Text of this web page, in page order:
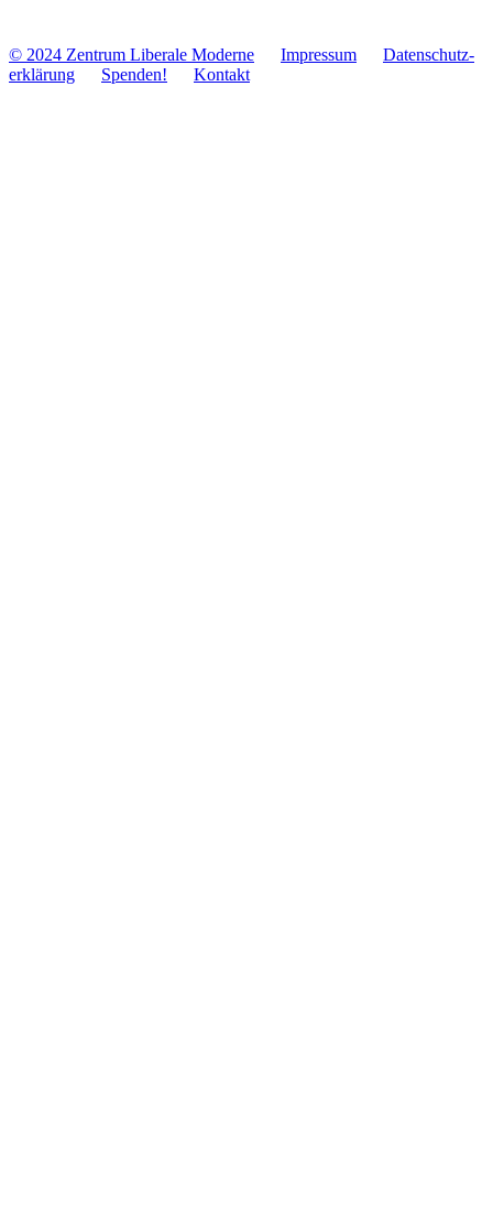
© 2024 Zentrum Libe­rale Moderne Impres­sum
Daten­schutz­
er­klä­rung
Spenden! Kontakt